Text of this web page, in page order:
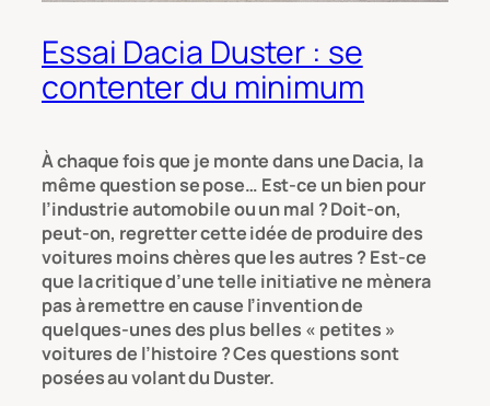
Essai Dacia Duster : se
contenter du minimum
À chaque fois que je monte dans une Dacia, la
même question se pose… Est-ce un bien pour
l’industrie automobile ou un mal ? Doit-on,
peut-on, regretter cette idée de produire des
voitures moins chères que les autres ? Est-ce
que la critique d’une telle initiative ne mènera
pas à remettre en cause l’invention de
quelques-unes des plus belles « petites »
voitures de l’histoire ? Ces questions sont
posées au volant du Duster.